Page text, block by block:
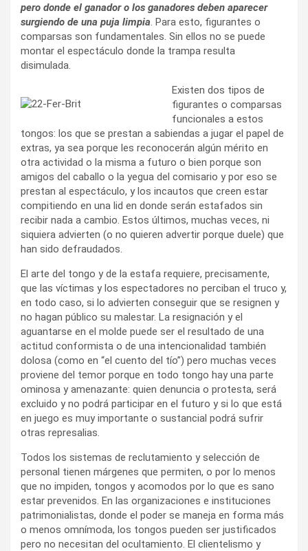
pero donde el ganador o los ganadores deben aparecer
surgiendo de una puja limpia. Para esto, figurantes o
comparsas son fundamentales. Sin ellos no se puede
montar el espectáculo donde la trampa resulta
disimulada.
Existen dos tipos de
figurantes o comparsas
funcionales a estos
tongos: los que se prestan a sabiendas a jugar el papel de
extras, ya sea porque les reconocerán algún mérito en
otra actividad o la misma a futuro o bien porque son
amigos del caballo o la yegua del comisario y por eso se
prestan al espectáculo, y los incautos que creen estar
compitiendo en una lid en donde serán estafados sin
recibir nada a cambio. Estos últimos, muchas veces, ni
siquiera advierten (o no quieren advertir porque duele) que
han sido defraudados.
El arte del tongo y de la estafa requiere, precisamente,
que las víctimas y los espectadores no perciban el truco y,
en todo caso, si lo advierten conseguir que se resignen y
no hagan público su malestar. La resignación y el
aguantarse en el molde puede ser el resultado de una
actitud conformista o de una intencionalidad también
dolosa (como en “el cuento del tío”) pero muchas veces
proviene del temor porque en todo tongo hay una parte
ominosa y amenazante: quien denuncia o protesta, será
excluido y no podrá participar en el futuro y si lo que está
en juego es muy importante o sustancial podrá sufrir
otras represalias.
Todos los sistemas de reclutamiento y selección de
personal tienen márgenes que permiten, o por lo menos
que no impiden, tongos y acomodos por lo que es sano
estar prevenidos. En las organizaciones e instituciones
patrimonialistas, donde el poder se maneja en forma más
o menos omnímoda, los tongos pueden ser justificados
pero no necesitan del ocultamiento. El clientelismo y